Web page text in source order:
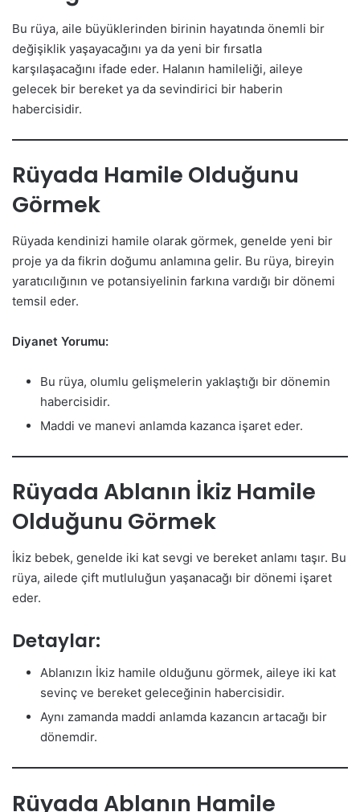
Bu rüya, aile büyüklerinden birinin hayatında önemli bir
değişiklik yaşayacağını ya da yeni bir fırsatla
karşılaşacağını ifade eder. Halanın hamileliği, aileye
gelecek bir bereket ya da sevindirici bir haberin
habercisidir.
Rüyada Hamile Olduğunu
Görmek
Rüyada kendinizi hamile olarak görmek, genelde yeni bir
proje ya da fikrin doğumu anlamına gelir. Bu rüya, bireyin
yaratıcılığının ve potansiyelinin farkına vardığı bir dönemi
temsil eder.
Diyanet Yorumu:
Bu rüya, olumlu gelişmelerin yaklaştığı bir dönemin
habercisidir.
Maddi ve manevi anlamda kazanca işaret eder.
Rüyada Ablanın İkiz Hamile
Olduğunu Görmek
İkiz bebek, genelde iki kat sevgi ve bereket anlamı taşır. Bu
rüya, ailede çift mutluluğun yaşanacağı bir dönemi işaret
eder.
Detaylar:
Ablanızın İkiz hamile olduğunu görmek, aileye iki kat
sevinç ve bereket geleceğinin habercisidir.
Aynı zamanda maddi anlamda kazancın artacağı bir
dönemdir.
Rüyada Ablanın Hamile